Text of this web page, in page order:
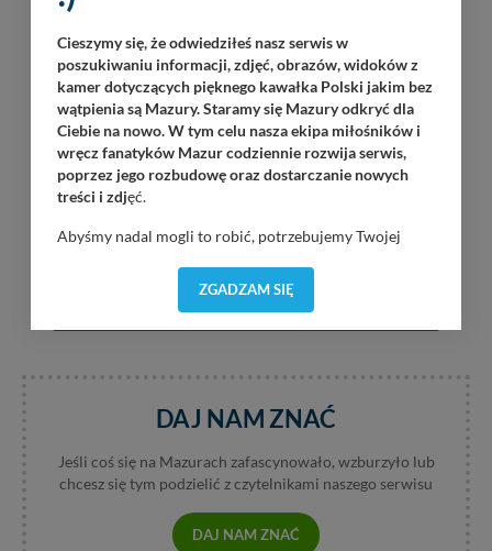
DAJ NAM ZNAĆ
Jeśli coś się na Mazurach zafascynowało, wzburzyło lub
chcesz się tym podzielić z czytelnikami naszego serwisu
DAJ NAM ZNAĆ
Cieszymy się, że odwiedziłeś nasz serwis w
poszukiwaniu informacji, zdjęć, obrazów, widoków z
kamer dotyczących pięknego kawałka Polski jakim bez
wątpienia są Mazury. Staramy się Mazury odkryć dla
Ciebie na nowo. W tym celu nasza ekipa miłośników i
wręcz fanatyków Mazur codziennie rozwija serwis,
poprzez jego rozbudowę oraz dostarczanie nowych
treści i zdjęć.
Abyśmy nadal mogli to robić, potrzebujemy Twojej
dostosować do Twoich preferencji. Twoje dane (w tym
pliki cookies) będą zapisywane w celu usprawnienia
zmieniać zakresu naszych uprawnień. Twoje dane są u
nas bezpieczne, jeśli masz wątpliwości co do naszych
intencji, zawsze możesz wycofać swoją zgodę. Więcej
informacji uzyskach w naszejPolityce Prywatności.
wyrażasz zgodę na przetwarzanie Twoich danych.
ZGADZAM SIĘ